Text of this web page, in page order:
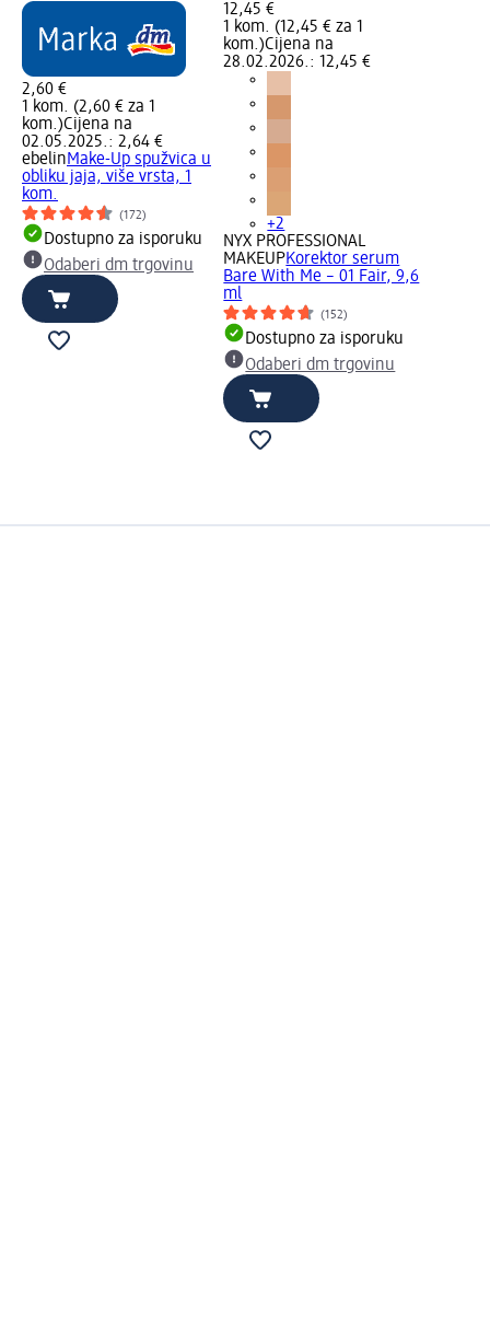
2,60 €
1 kom. (2,60 € za 1
kom.)Cijena na
02.05.2025.: 2,64 €
ebelinMake-Up spužvica u
obliku jaja, više vrsta, 1
kom.
(172)
Dostupno za isporuku
Odaberi dm trgovinu
12,45 €
1 kom. (12,45 € za 1
kom.)Cijena na
28.02.2026.: 12,45 €
+2
NYX PROFESSIONAL
MAKEUPKorektor serum
Bare With Me – 01 Fair, 9,6
ml
(152)
Dostupno za isporuku
Odaberi dm trgovinu